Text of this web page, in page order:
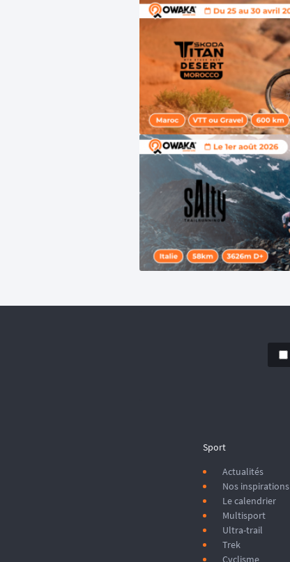
Sport
Actualités
Nos inspirations
Le calendrier
Multisport
Ultra-trail
Trek
Cyclisme